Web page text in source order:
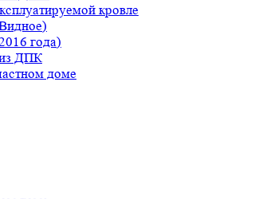
кровле
года)
ДПК
доме